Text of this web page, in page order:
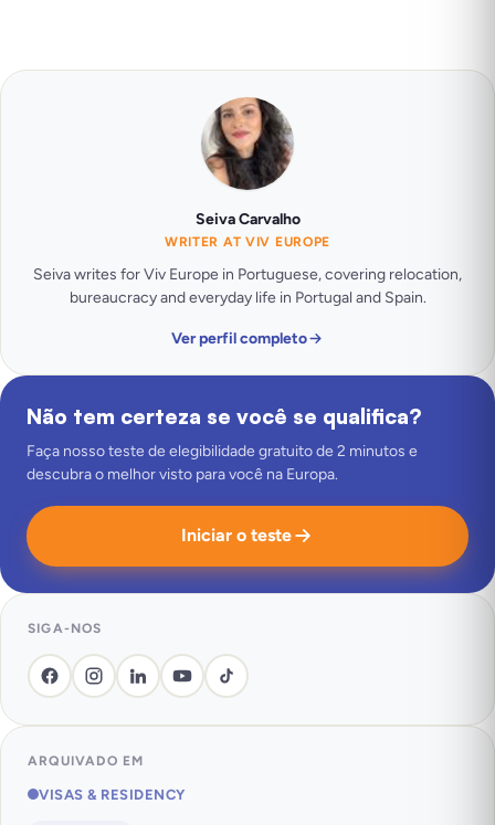
Seiva Carvalho
WRITER AT VIV EUROPE
Seiva writes for Viv Europe in Portuguese, covering relocation,
bureaucracy and everyday life in Portugal and Spain.
Ver perfil completo
Não tem certeza se você se qualifica?
Faça nosso teste de elegibilidade gratuito de 2 minutos e
descubra o melhor visto para você na Europa.
Iniciar o teste
SIGA-NOS
ARQUIVADO EM
VISAS & RESIDENCY